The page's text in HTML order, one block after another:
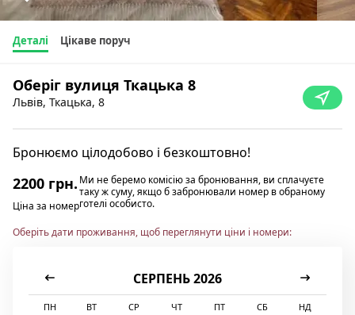
Деталі Цікаве поруч
Оберіг вулиця Ткацька 8
Львів, Ткацька, 8
Бронюємо цілодобово і безкоштовно!
2200 грн.
Ціна за номер
Ми не беремо комісію за бронювання, ви сплачуєте
таку ж суму, якщо б забронювали номер в обраному
готелі особисто.
Оберіть дати проживання, щоб переглянути ціни і номери:
СЕРПЕНЬ 2026
ПН ВТ СР ЧТ ПТ СБ НД